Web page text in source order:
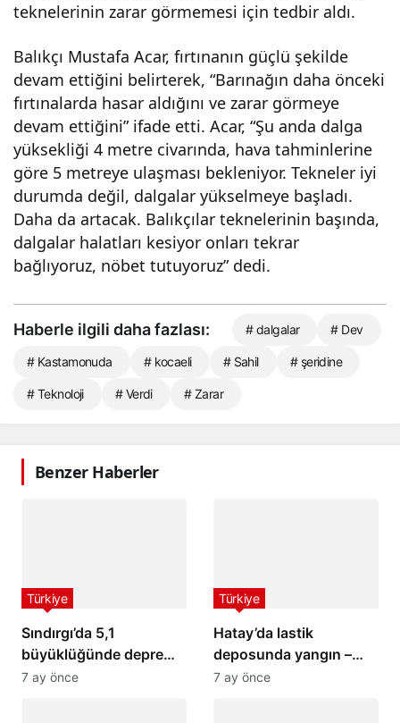
teknelerinin zarar görmemesi için tedbir aldı.
Balıkçı Mustafa Acar, fırtınanın güçlü şekilde
devam ettiğini belirterek, “Barınağın daha önceki
fırtınalarda hasar aldığını ve zarar görmeye
devam ettiğini” ifade etti. Acar, “Şu anda dalga
yüksekliği 4 metre civarında, hava tahminlerine
göre 5 metreye ulaşması bekleniyor. Tekneler iyi
durumda değil, dalgalar yükselmeye başladı.
Daha da artacak. Balıkçılar teknelerinin başında,
dalgalar halatları kesiyor onları tekrar
bağlıyoruz, nöbet tutuyoruz” dedi.
Haberle ilgili daha fazlası: # dalgalar # Dev
# Kastamonuda # kocaeli # Sahil # şeridine
# Teknoloji # Verdi # Zarar
Benzer Haberler
Sındırgı’da 5,1
büyüklüğünde deprem:
İstanbul ve İzmir’de de
Türkiye
7 ay önce
Hatay’da lastik
deposunda yangın –
Son Dakika Haberleri
Türkiye
7 ay önce